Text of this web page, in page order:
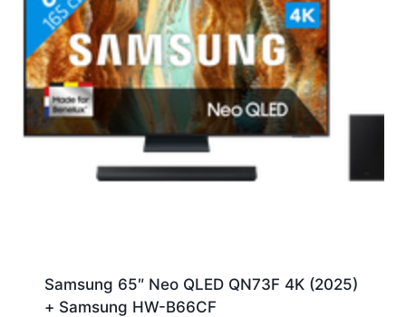
Samsung 65″ Neo QLED QN73F 4K (2025)
+ Samsung HW-B66CF